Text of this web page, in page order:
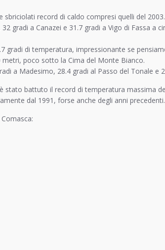
record di caldo compresi quelli del 2003.
gradi a Canazei e 31.7 gradi a Vigo di Fassa a
gradi di temperatura, impressionante se
poco sotto la Cima del Monte Bianco.
a Madesimo, 28.4 gradi al Passo del Tonale e
stato battuto il record di temperatura massima
dal 1991, forse anche degli anni precedenti.